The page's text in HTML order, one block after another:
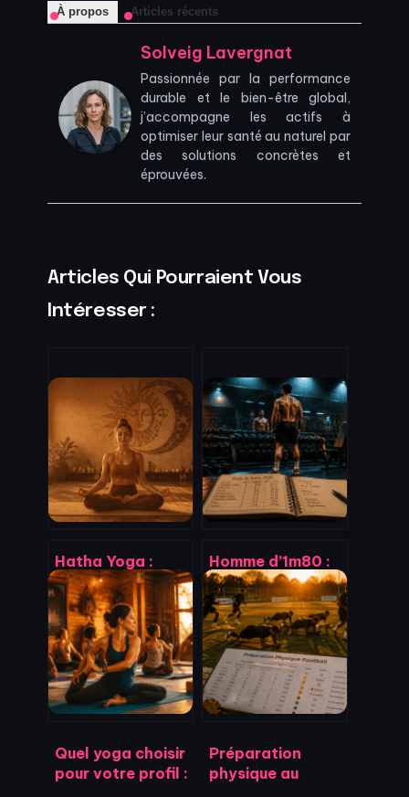
À propos Articles récents
Solveig Lavergnat
Passionnée par la performance
durable et le bien-être global,
j’accompagne les actifs à
optimiser leur santé au naturel par
des solutions concrètes et
éprouvées.
Articles Qui Pourraient Vous
Intéresser :
Hatha Yoga :
l’équilibre entre
force et
souplesse pour
transformer
votre quotidien
Homme d’1m80 :
Pourquoi 82 kg
est le poids de
forme idéal pour
votre
performance
Quel yoga choisir
pour votre profil :
Préparation
physique au